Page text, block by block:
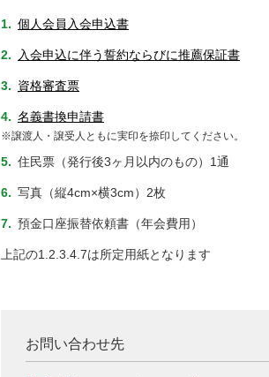
1. 個人会員入会申込書
2. 入会申込に伴う誓約ならびに推薦保証書
3. 資格審査票
4. 名義書換申請書
※譲渡人・譲受人ともに実印を捺印してください。
5. 住民票（発行後3ヶ月以内のもの）1通
6. 写真（縦4cm×横3cm）2枚
7. 預金口座振替依頼書（年会費用）
上記の1.2.3.4.7は所定用紙となります
お問い合わせ先